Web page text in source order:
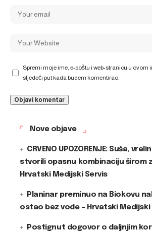
Spremi moje ime, e-poštu i web-stranicu u ovom
sljedeći put kada budem komentirao.
Nove objave
CRVENO UPOZORENJE: Suša,
stvorili opasnu kombinaciju širom
Hrvatski Medijski Servis
Planinar preminuo na Biokovu
ostao bez vode – Hrvatski Medijski
Postignut dogovor o daljnjim